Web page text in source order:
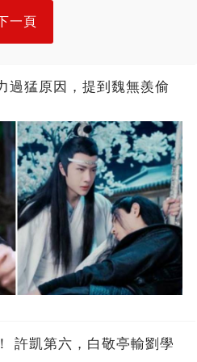
一頁
過猛原因，提到魏無羨偷
許凱第六，白敬亭輸劉學